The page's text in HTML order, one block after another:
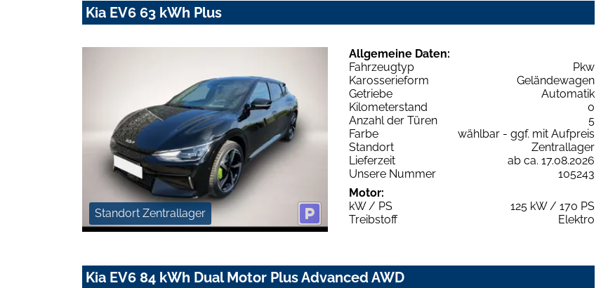
Kia EV6 63 kWh Plus
Standort Zentrallager
Allgemeine Daten:
Fahrzeugtyp
Pkw
Karosserieform
Geländewagen
Getriebe
Automatik
Kilometerstand
0
Anzahl der Türen
5
Farbe
wählbar - ggf. mit Aufpreis
Standort
Zentrallager
Lieferzeit
ab ca. 17.08.2026
Unsere Nummer
105243
Motor:
kW / PS
125 kW / 170 PS
Treibstoff
Elektro
Kia EV6 84 kWh Dual Motor Plus Advanced AWD